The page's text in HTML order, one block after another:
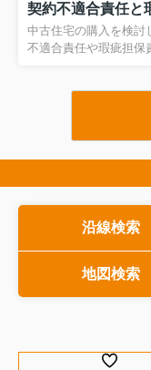
中古住宅の購入を検討
不適合責任や瑕疵担保
変わった今、これらを
す。そこで本記事では
目線で、旧来の瑕疵担
押さえながら、契約不
トを分かりやすく整理
れから売買契約書にサ
もちろん、すでに物件
方にとっても、リスク
沿線検索
地図検索